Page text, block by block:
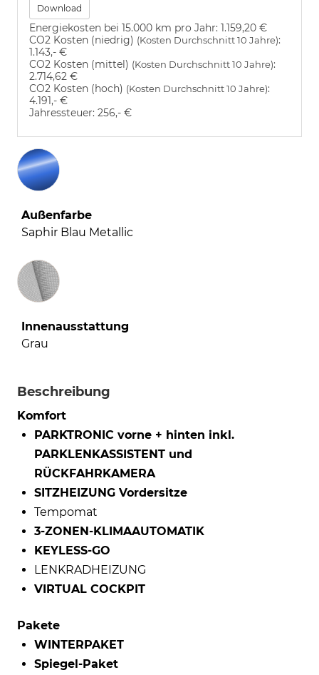
Download
Energiekosten bei 15.000 km pro Jahr: 1.159,20 €
CO2 Kosten (niedrig) (Kosten Durchschnitt 10 Jahre):
1.143,- €
CO2 Kosten (mittel) (Kosten Durchschnitt 10 Jahre):
2.714,62 €
CO2 Kosten (hoch) (Kosten Durchschnitt 10 Jahre):
4.191,- €
Jahressteuer: 256,- €
Außenfarbe
Saphir Blau Metallic
Innenausstattung
Innenausstattung
Grau
Beschreibung
Komfort
PARKTRONIC vorne + hinten inkl.
PARKLENKASSISTENT und
RÜCKFAHRKAMERA
SITZHEIZUNG Vordersitze
Tempomat
3-ZONEN-KLIMAAUTOMATIK
KEYLESS-GO
LENKRADHEIZUNG
VIRTUAL COCKPIT
Pakete
WINTERPAKET
Spiegel-Paket